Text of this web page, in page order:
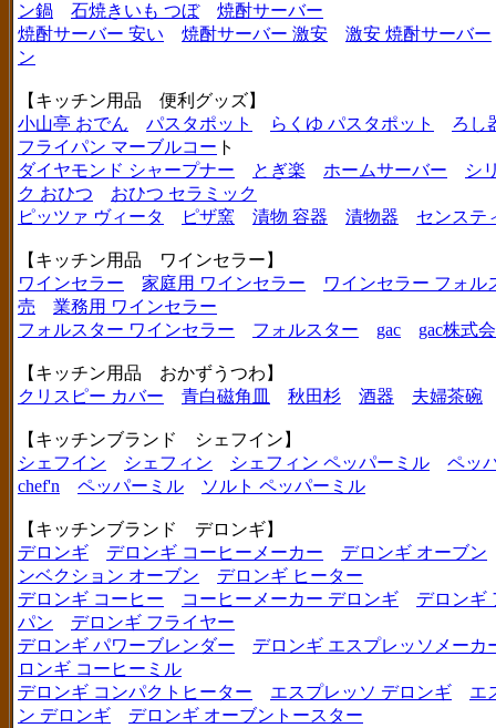
ン鍋
石焼きいも つぼ
焼酎サーバー
焼酎サーバー 安い
焼酎サーバー 激安
激安 焼酎サーバー
ン
【キッチン用品 便利グッズ】
小山亭 おでん
パスタポット らくゆ パスタポット
ろし
フライパン マーブルコー ト
ダイヤモンド シャープナー
とぎ楽 ホームサーバー
シ
ク おひつ
おひつ セラミック
ピッツァ ヴィータ
ピザ窯 漬物 容器 漬物器 センステ
【キッチン用品 ワインセラー】
ワインセラー
家庭用 ワインセラー
ワインセラー フォル
売
業務用 ワインセラー
フォルスター ワインセラー
フォルスター gac gac株式
【キッチン用品 おかずうつわ】
クリスピー カバー
青白磁角皿 秋田杉 酒器 夫婦茶碗
【キッチンブランド シェフイン】
シェフイン
シェフィン シェフィン ペッパーミル
ペッ
chef'n
ペッパーミル ソルト ペッパーミル
【キッチンブランド デロンギ】
デロンギ
デロンギ コーヒーメーカー
デロンギ オーブン
ンベクション オーブン
デロンギ ヒーター
デロンギ コーヒー
コーヒーメーカー デロンギ
デロンギ
パン
デロンギ フライヤー
デロンギ パワーブレンダー
デロンギ エスプレッソメーカ
ロンギ コーヒーミル
デロンギ コンパクトヒーター
エスプレッソ デロンギ
エ
ン デロンギ
デロンギ オーブントースター